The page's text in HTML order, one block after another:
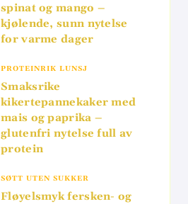
spinat og mango –
kjølende, sunn nytelse
for varme dager
PROTEINRIK LUNSJ
Smaksrike
kikertepannekaker med
mais og paprika –
glutenfri nytelse full av
protein
SØTT UTEN SUKKER
Fløyelsmyk fersken- og